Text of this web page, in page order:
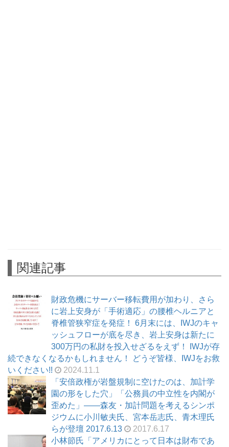
関連記事
財政危機にサーバー移転費用が加わり、さら
に岩上安身が「手術適応」の腰椎ヘルニアと
脊椎管狭窄症を発症！ 6月末には、IWJのキャ
ッシュフローが底を尽き、岩上安身は新たに
300万円の私財を投入せざるをえず！ IWJが存
続できなくなるかもしれません！ どうぞ皆様、IWJをお救
いください!!
2024.11.1
「安倍政権が岩盤規制に空けたのは、加計学
園の形をした穴」「公務員の中立性を内閣が
歪めた」――森友・加計問題を考えるシンポ
ジウムに小川敏夫氏、宮本岳志氏、青木理氏
らが登壇 2017.6.13
2017.6.17
小林節氏「アメリカにとって日本は財布であ